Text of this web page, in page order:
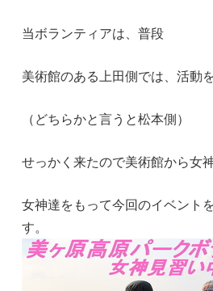
当ボランティアは、普段
美術館のある上田側では、活動
（どちらかと言うと松本側）
せっかく来たので美術館から女
女神達をもって今回のイベント
す。